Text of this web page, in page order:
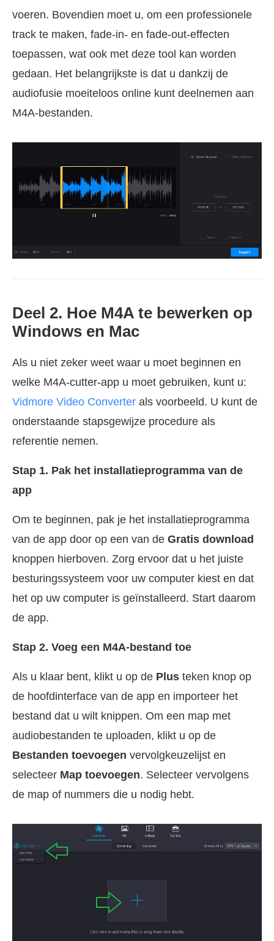
voeren. Bovendien moet u, om een professionele
track te maken, fade-in- en fade-out-effecten
toepassen, wat ook met deze tool kan worden
gedaan. Het belangrijkste is dat u dankzij de
audiofusie moeiteloos online kunt deelnemen aan
M4A-bestanden.
Deel 2. Hoe M4A te bewerken op
Windows en Mac
Als u niet zeker weet waar u moet beginnen en
welke M4A-cutter-app u moet gebruiken, kunt u:
Vidmore Video Converter als voorbeeld. U kunt de
onderstaande stapsgewijze procedure als
referentie nemen.
Stap 1. Pak het installatieprogramma van de
app
Om te beginnen, pak je het installatieprogramma
van de app door op een van de Gratis download
knoppen hierboven. Zorg ervoor dat u het juiste
besturingssysteem voor uw computer kiest en dat
het op uw computer is geïnstalleerd. Start daarom
de app.
Stap 2. Voeg een M4A-bestand toe
Als u klaar bent, klikt u op de Plus teken knop op
de hoofdinterface van de app en importeer het
bestand dat u wilt knippen. Om een map met
audiobestanden te uploaden, klikt u op de
Bestanden toevoegen vervolgkeuzelijst en
selecteer Map toevoegen. Selecteer vervolgens
de map of nummers die u nodig hebt.